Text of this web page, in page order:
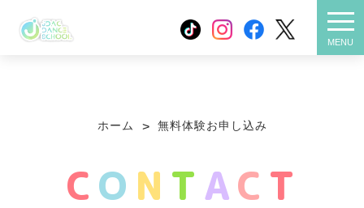
ホーム > 無料体験お申し込み
メニ
MENU
よくある質問 お客様の声
CO N TAC T